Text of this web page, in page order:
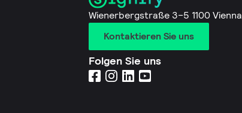
Wienerbergstraße 3–5 1100 Vienna
Kontaktieren Sie uns
Folgen Sie uns